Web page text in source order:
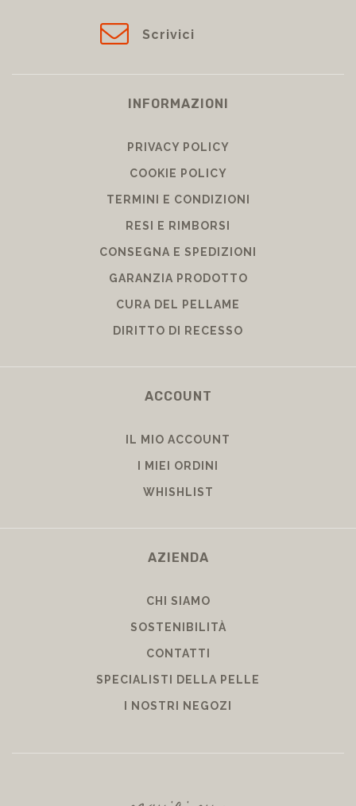
Scrivici
INFORMAZIONI
PRIVACY POLICY
COOKIE POLICY
TERMINI E CONDIZIONI
RESI E RIMBORSI
CONSEGNA E SPEDIZIONI
GARANZIA PRODOTTO
CURA DEL PELLAME
DIRITTO DI RECESSO
ACCOUNT
IL MIO ACCOUNT
I MIEI ORDINI
WHISHLIST
AZIENDA
CHI SIAMO
SOSTENIBILITÀ
CONTATTI
SPECIALISTI DELLA PELLE
I NOSTRI NEGOZI